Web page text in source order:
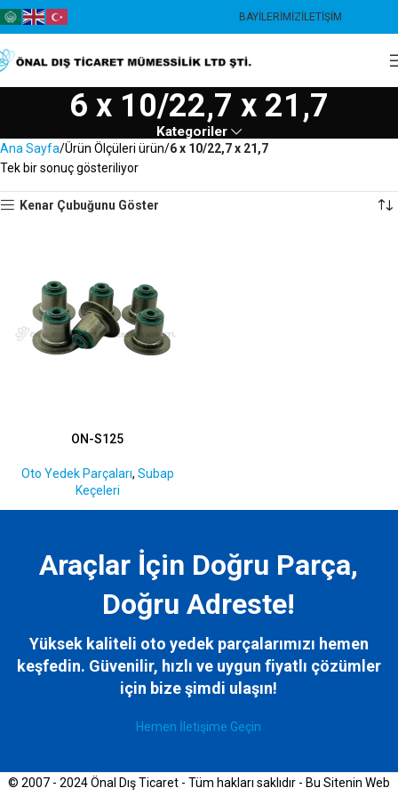
BAYILERIMIZİLETIŞIM
6 x 10/22,7 x 21,7
Kategoriler
Ana Sayfa Ürün Ölçüleri ürün 6 x 10/22,7 x 21,7
Tek bir sonuç gösteriliyor
Kenar Çubuğunu Göster
ON-S125
Oto Yedek Parçaları, Subap
Keçeleri
Araçlar İçin Doğru Parça,
Doğru Adreste!
Yüksek kaliteli oto yedek parçalarımızı hemen
keşfedin. Güvenilir, hızlı ve uygun fiyatlı çözümler
için bizeşimdi ulaşın!
Hemen İletişime Geçin
© 2007 - 2024 Önal Dış Ticaret - Tüm hakları saklıdır - Bu Sitenin Web